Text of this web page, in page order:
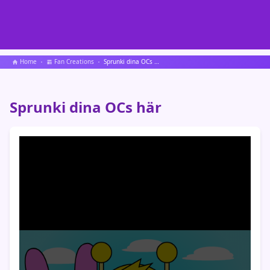
Home Fan Creations Sprunki dina OCs här
Sprunki dina OCs här